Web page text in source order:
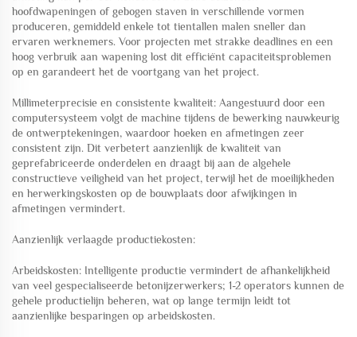
hoofdwapeningen of gebogen staven in verschillende vormen
produceren, gemiddeld enkele tot tientallen malen sneller dan
ervaren werknemers. Voor projecten met strakke deadlines en een
hoog verbruik aan wapening lost dit efficiënt capaciteitsproblemen
op en garandeert het de voortgang van het project.
Millimeterprecisie en consistente kwaliteit: Aangestuurd door een
computersysteem volgt de machine tijdens de bewerking nauwkeurig
de ontwerptekeningen, waardoor hoeken en afmetingen zeer
consistent zijn. Dit verbetert aanzienlijk de kwaliteit van
geprefabriceerde onderdelen en draagt bij aan de algehele
constructieve veiligheid van het project, terwijl het de moeilijkheden
en herwerkingskosten op de bouwplaats door afwijkingen in
afmetingen vermindert.
Aanzienlijk verlaagde productiekosten:
Arbeidskosten: Intelligente productie vermindert de afhankelijkheid
van veel gespecialiseerde betonijzerwerkers; 1-2 operators kunnen de
gehele productielijn beheren, wat op lange termijn leidt tot
aanzienlijke besparingen op arbeidskosten.